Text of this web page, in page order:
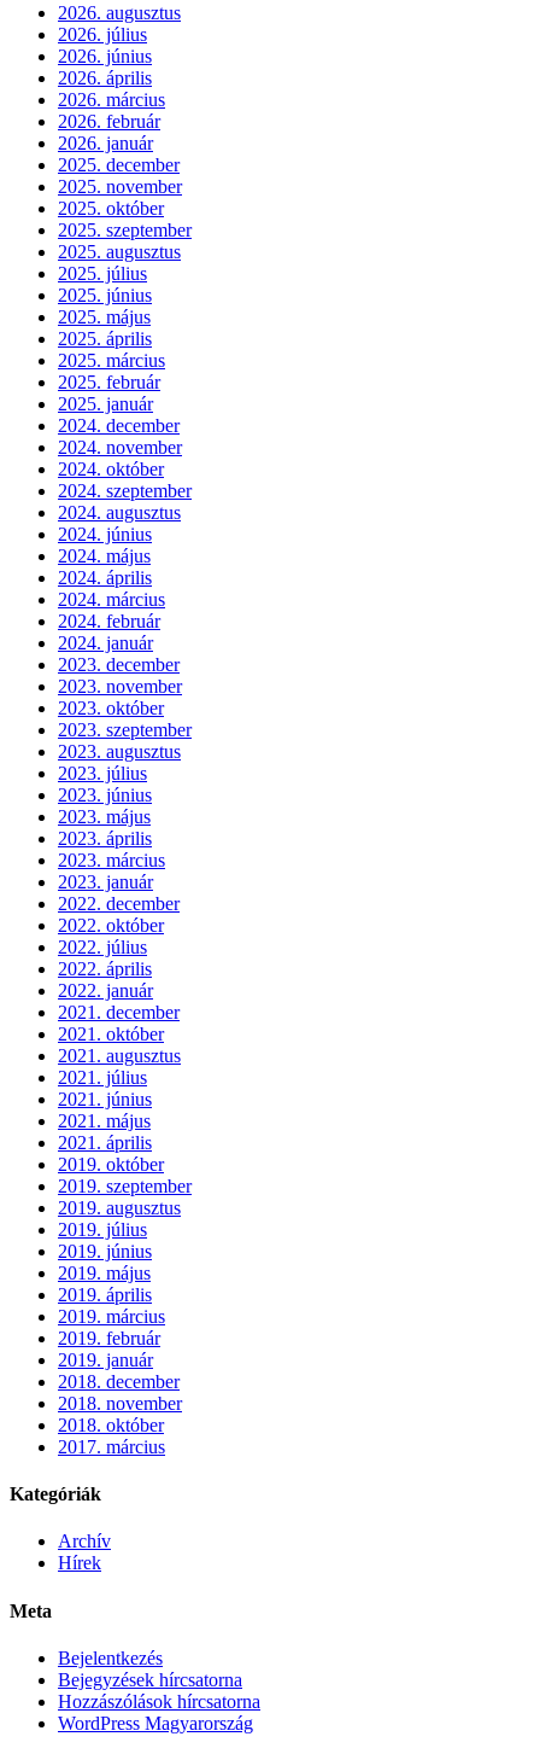
2026. augusztus
2026. július
2026. június
2026. április
2026. március
2026. február
2026. január
2025. december
2025. november
2025. október
2025. szeptember
2025. augusztus
2025. július
2025. június
2025. május
2025. április
2025. március
2025. február
2025. január
2024. december
2024. november
2024. október
2024. szeptember
2024. augusztus
2024. június
2024. május
2024. április
2024. március
2024. február
2024. január
2023. december
2023. november
2023. október
2023. szeptember
2023. augusztus
2023. július
2023. június
2023. május
2023. április
2023. március
2023. január
2022. december
2022. október
2022. július
2022. április
2022. január
2021. december
2021. október
2021. augusztus
2021. július
2021. június
2021. május
2021. április
2019. október
2019. szeptember
2019. augusztus
2019. július
2019. június
2019. május
2019. április
2019. március
2019. február
2019. január
2018. december
2018. november
2018. október
2017. március
Kategóriák
Archív
Hírek
Meta
Bejelentkezés
Bejegyzések hírcsatorna
Hozzászólások hírcsatorna
WordPress Magyarország